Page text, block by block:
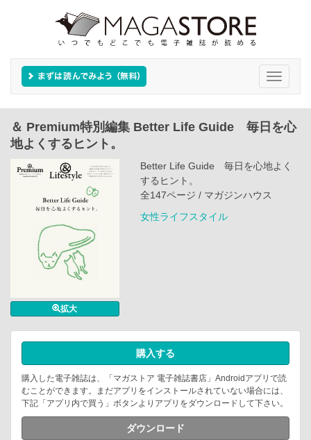
Toggle
＆ Premium特別編集 Better Life Guide 毎日を心
地よくするヒント。
拡大
Better Life Guide 毎日を心地よく
するヒント。
全147ページ / マガジンハウス
女性ライフスタイル
購入する
購入した電子雑誌は、「マガストア 電子雑誌書店」Androidアプリで読
むことができます。まだアプリをインストールされていない場合には、
下記「アプリ内で買う」ボタンよりアプリをダウンロードして下さい。
ダウンロード